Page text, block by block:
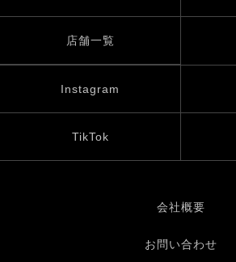
店舗一覧
Instagram
TikTok
会社概要
お問い合わせ